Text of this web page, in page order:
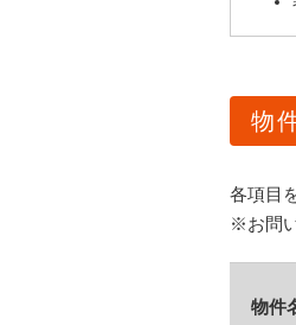
物
各項目
※お問
物件